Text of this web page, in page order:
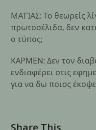
ΜΑΤΊΑΣ: Το θεωρείς
πρωτοσέλιδα, δεν
ο τύπος;
ΚΑΡΜΕΝ: Δεν τον
ενδιαφέρει στις
για να δω ποιος
Share This